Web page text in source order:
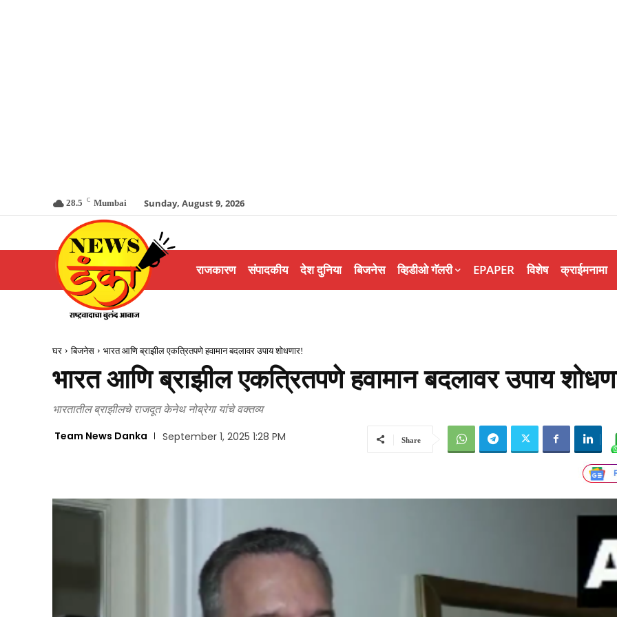
28.5 C Mumbai Sunday, August 9, 2026
राजकारण संपादकीय देश दुनिया बिजनेस व्हिडीओ गॅलरी EPAPER विशेष क्राईमनामा
घर बिजनेस भारत आणि ब्राझील एकत्रितपणे हवामान बदलावर उपाय शोधणार!
भारत आणि ब्राझील एकत्रितपणे हवामान बदलावर उपाय
भारतातील ब्राझीलचे राजदूत केनेथ नोब्रेगा यांचे वक्तव्य
Team News Danka September 1, 2025 1:28 PM Share